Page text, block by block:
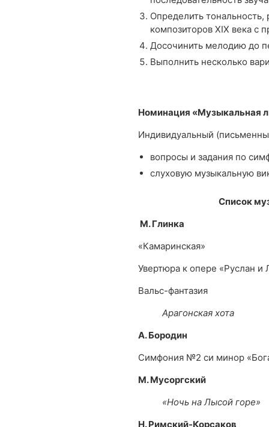
Определить тональность,
композиторов XIX века с
Досочинить мелодию до
Выполнить несколько
Номинация «Музыкальная
Индивидуальный
вопросы и задания по
слуховую музыкальную
Список
М. Глинка
«Камаринская»
Увертюра к опере «Руслан
Вальс-фантазия
Арагонская хота
А. Бородин
Симфония №2 си минор
М. Мусоргский
«Ночь на Лысой горе»
Н. Римский-Корсаков